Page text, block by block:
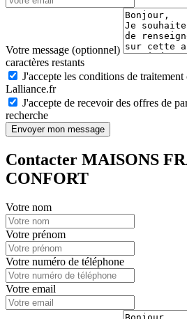
Votre message (optionnel)
caractères restants
J'accepte les conditions de traitement
Lalliance.fr
J'accepte de recevoir des offres de
recherche
Envoyer mon message
Contacter MAISONS
CONFORT
Votre nom
Votre prénom
Votre numéro de téléphone
Votre email